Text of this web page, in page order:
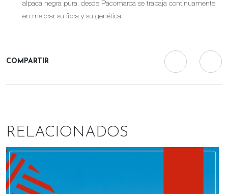
alpaca negra pura, desde Pacomarca se trabaja continuamente
en mejorar su fibra y su genética.
COMPARTIR
RELACIONADOS